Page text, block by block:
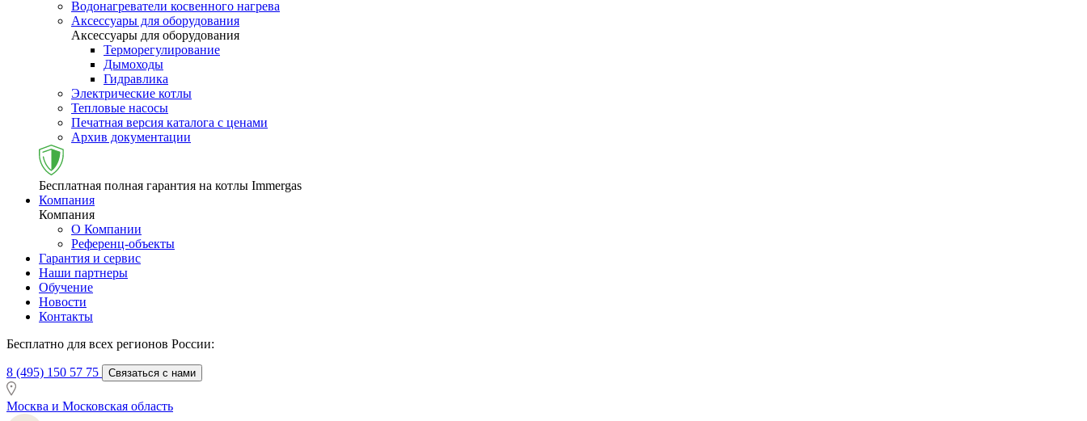
Водонагреватели косвенного нагрева
Аксессуары для оборудования
Аксессуары для оборудования
Терморегулирование
Дымоходы
Гидравлика
Электрические котлы
Тепловые насосы
Печатная версия каталога с ценами
Архив документации
Бесплатная полная гарантия на котлы Immergas
Компания
Компания
О Компании
Референц-объекты
Гарантия и сервис
Наши партнеры
Обучение
Новости
Контакты
Бесплатно для всех регионов России:
8 (495) 150 57 75 Связаться с нами
Москва и Московская область